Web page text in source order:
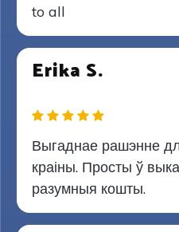
to all
Erika S.
Выгаднае рашэнне
краіны. Просты ў
разумныя кошты.